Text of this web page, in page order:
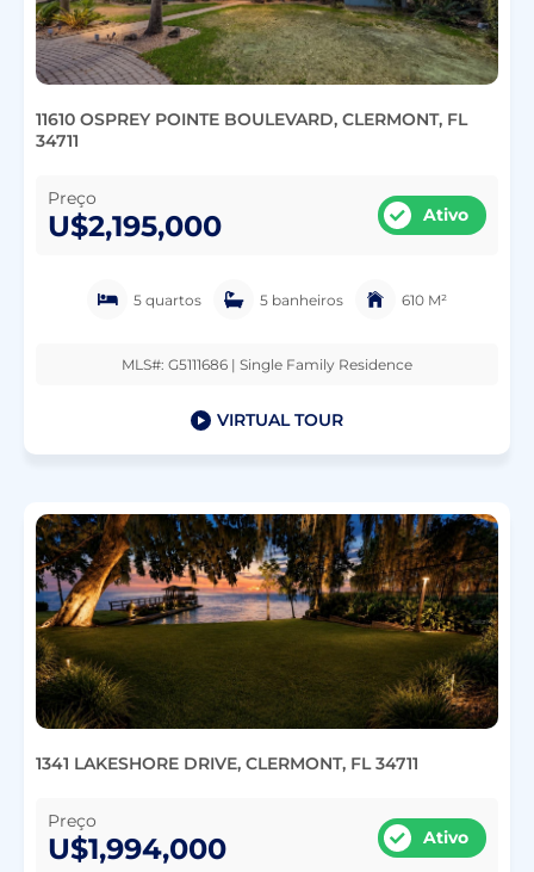
11610 OSPREY POINTE BOULEVARD, CLERMONT, FL
34711
Preço
U$2,195,000 Ativo
5 quartos 5 banheiros 610 M²
MLS#: G5111686 | Single Family Residence
VIRTUAL TOUR
1341 LAKESHORE DRIVE, CLERMONT, FL 34711
Preço
U$1,994,000 Ativo